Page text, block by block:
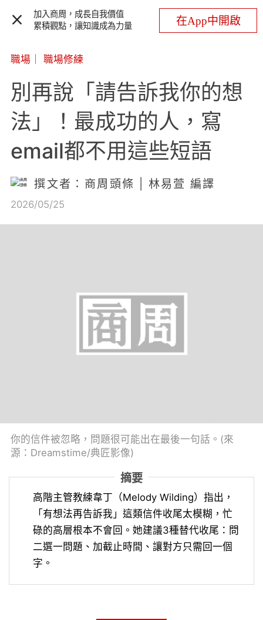
加入商周，成長自我價值
累積觀點，讓知識成為力量
在App中開啟
職場 職場修練
別再說「請告訴我你的想
法」！最成功的人，寫
email都不用這些短語
撰文者：商周頭條 | 林易萱 編譯
2026/05/25
你的信件被忽略，問題很可能出在最後一句話。(來
源：Dreamstime/典匠影像)
摘要
高階主管教練韋丁（Melody Wilding）指出，
「有想法再告訴我」這類信件收尾太模糊，忙
碌的高層根本不會回。她建議3種替代收尾：問
二選一問題、加截止時間、讓對方只需回一個
字。